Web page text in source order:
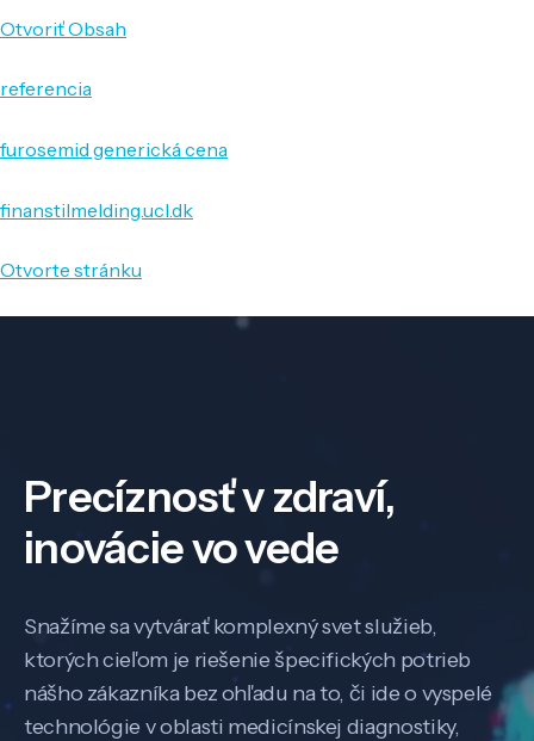
Otvoriť Obsah
referencia
furosemid generická cena
finanstilmelding.ucl.dk
Otvorte stránku
Precíznosť v zdraví,
inovácie vo vede
Snažíme sa vytvárať komplexný svet služieb,
ktorých cieľom je riešenie špecifických potrieb
nášho zákazníka bez ohľadu na to, či ide o vyspelé
technológie v oblasti medicínskej diagnostiky,